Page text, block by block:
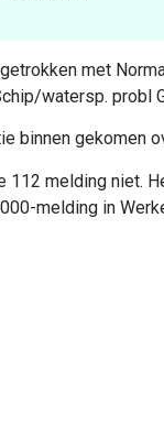
met
watersp. probl
binnen gekomen
112 melding niet.
melding in